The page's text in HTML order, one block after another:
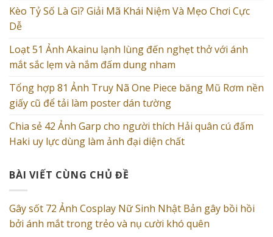
Kèo Tỷ Số Là Gì? Giải Mã Khái Niệm Và Mẹo Chơi Cực
Dễ
Loạt 51 Ảnh Akainu lạnh lùng đến nghẹt thở với ánh
mắt sắc lẹm và nắm đấm dung nham
Tổng hợp 81 Ảnh Truy Nã One Piece băng Mũ Rơm nền
giấy cũ để tải làm poster dán tường
Chia sẻ 42 Ảnh Garp cho người thích Hải quân cú đấm
Haki uy lực dùng làm ảnh đại diện chất
BÀI VIẾT CÙNG CHỦ ĐỀ
Gây sốt 72 Ảnh Cosplay Nữ Sinh Nhật Bản gây bồi hồi
bởi ánh mắt trong trẻo và nụ cười khó quên